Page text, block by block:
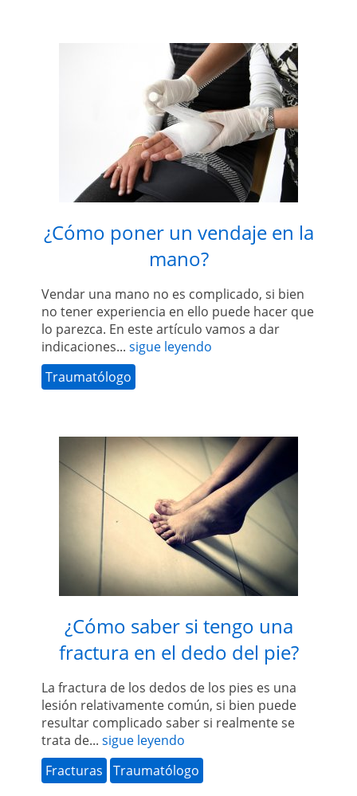
¿Cómo poner un vendaje en la
mano?
Vendar una mano no es complicado, si bien
no tener experiencia en ello puede hacer que
lo parezca. En este artículo vamos a dar
indicaciones... sigue leyendo
Traumatólogo
¿Cómo saber si tengo una
fractura en el dedo del pie?
La fractura de los dedos de los pies es una
lesión relativamente común, si bien puede
resultar complicado saber si realmente se
trata de... sigue leyendo
Fracturas
Traumatólogo